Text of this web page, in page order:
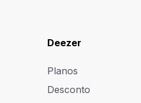
Deezer
Planos
Desconto